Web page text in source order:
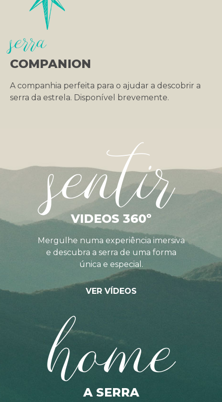
serra
COMPANION
A companhia perfeita para o ajudar a descobrir a
serra da estrela. Disponível brevemente.
sentir
VIDEOS 360º
Mergulhe numa experiência imersiva
e descubra a serra de uma forma
única e especial.
VER VÍDEOS
home
A SERRA